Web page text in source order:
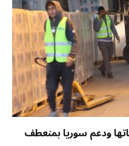
ودعم سوريا بمنعطف